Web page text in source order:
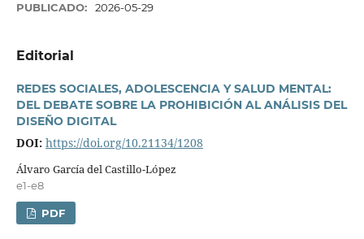
PUBLICADO: 2026-05-29
Editorial
REDES SOCIALES, ADOLESCENCIA Y SALUD MENTAL:
DEL DEBATE SOBRE LA PROHIBICIÓN AL ANÁLISIS DEL
DISEÑO DIGITAL
DOI: https://doi.org/10.21134/1208
Álvaro Garcí­a del Castillo-López
e1-e8
PDF